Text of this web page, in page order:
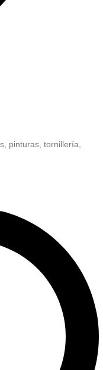
pinturas, tornillería,